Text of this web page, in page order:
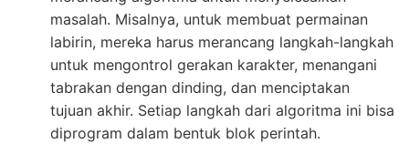
masalah. Misalnya, untuk membuat permainan
labirin, mereka harus merancang langkah-langkah
untuk mengontrol gerakan karakter, menangani
tabrakan dengan dinding, dan menciptakan
tujuan akhir. Setiap langkah dari algoritma ini bisa
diprogram dalam bentuk blok perintah.